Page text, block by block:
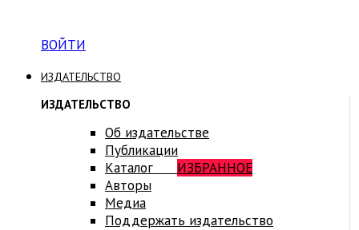
ВОЙТИ
ИЗДАТЕЛЬСТВО
ИЗДАТЕЛЬСТВО
Об издательстве
Публикации
Каталог ИЗБРАННОЕ
Авторы
Медиа
Поддержать издательство